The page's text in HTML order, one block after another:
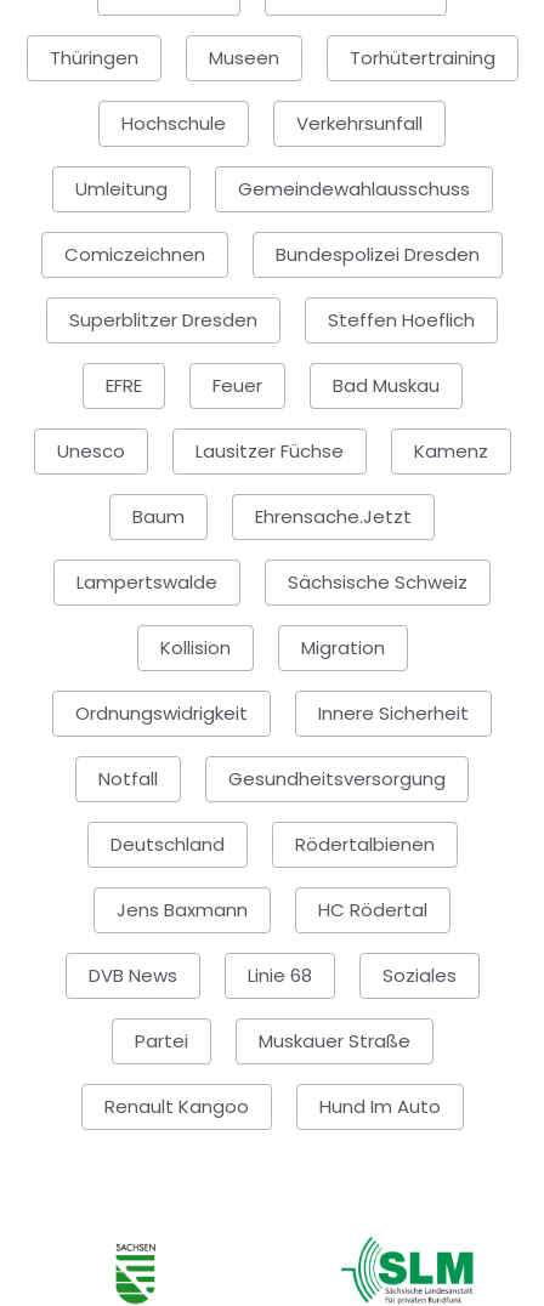
Thüringen Museen Torhütertraining
Hochschule Verkehrsunfall
Umleitung Gemeindewahlausschuss
Comiczeichnen Bundespolizei Dresden
Superblitzer Dresden Steffen Hoeflich
EFRE Feuer Bad Muskau
Unesco Lausitzer Füchse Kamenz
Baum Ehrensache.jetzt
Lampertswalde Sächsische Schweiz
Kollision Migration
Ordnungswidrigkeit Innere Sicherheit
Notfall Gesundheitsversorgung
Deutschland Rödertalbienen
Jens Baxmann HC Rödertal
DVB News Linie 68 Soziales
Partei Muskauer Straße
Renault Kangoo Hund Im Auto